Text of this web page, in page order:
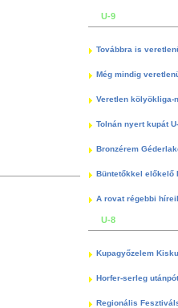
U-9
Továbbra is
Még mindig
Veretlen kölyökliga-
Tolnán nyert kupát
Bronzérem
Büntetőkkel előkelő
A rovat régebbi
U-8
Kupagyőzelem
Horfer-serleg
Regionális